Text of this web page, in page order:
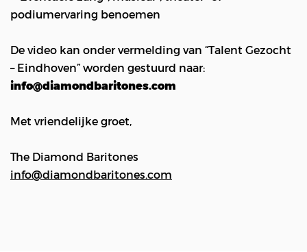
podiumervaring benoemen
De video kan onder vermelding van “Talent Gezocht
– Eindhoven” worden gestuurd naar:
info@diamondbaritones.com
Met vriendelijke groet,
The Diamond Baritones
info@diamondbaritones.com